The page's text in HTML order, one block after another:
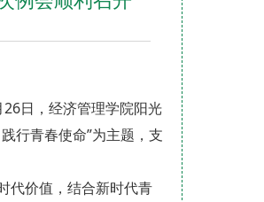
日，经济管理学院阳光
行青春使命”为主题，支
代价值，结合新时代青